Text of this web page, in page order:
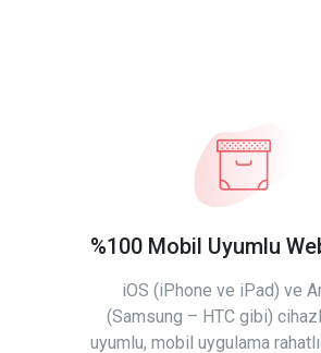
%100 Mobil Uyumlu
iOS (iPhone ve iPad) ve
(Samsung – HTC gibi)
uyumlu, mobil uygulama